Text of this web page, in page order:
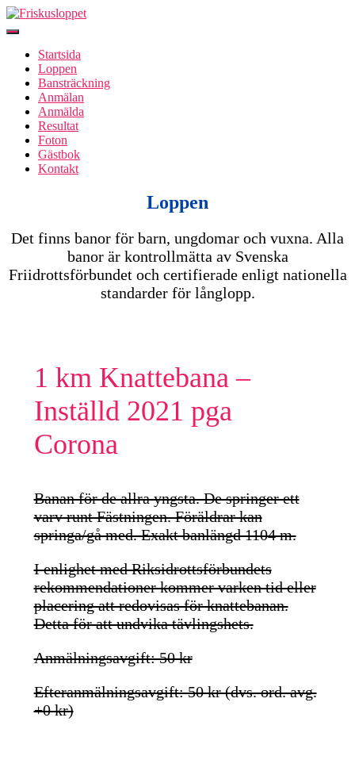
Slå
navigeringStartsida
Loppen
Bansträckning
Anmälan
Anmälda
Resultat
Foton
Gästbok
Kontakt
Loppen
Det finns banor för barn, ungdomar och vuxna. Alla
banor är kontrollmätta av Svenska
Friidrottsförbundet och certifierade enligt nationella
standarder för långlopp.
1 km Knattebana –
Inställd 2021 pga
Corona
Banan för de allra yngsta. De springer ett
varv runt Fästningen. Föräldrar kan
springa/gå med. Exakt banlängd 1104 m.
I enlighet med Riksidrottsförbundets
rekommendationer kommer varken tid eller
placering att redovisas för knattebanan.
Detta för att undvika tävlingshets.
Anmälningsavgift: 50 kr
Efteranmälningsavgift: 50 kr (dvs. ord. avg.
+0 kr)